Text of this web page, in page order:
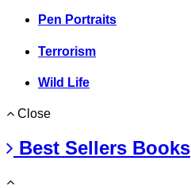
Pen Portraits
Terrorism
Wild Life
Close
Best Sellers Books